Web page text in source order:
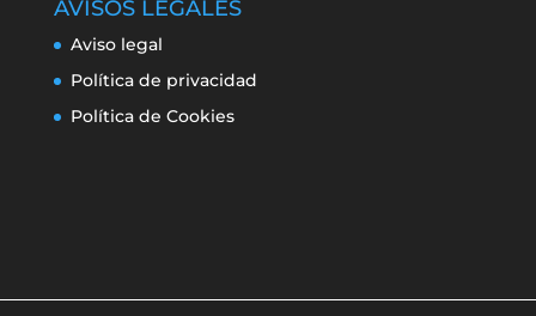
AVISOS LEGALES
Aviso legal
Política de privacidad
Política de Cookies